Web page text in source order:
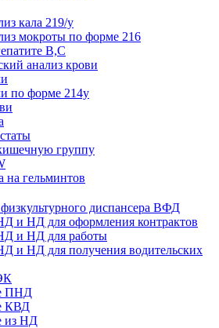
кала 219/у
мокроты по форме 216
B,C
анализ крови
по форме 214у
группу
на гельминтов
диспансера ВФД
и НД для оформления контрактов
и НД для работы
и НД для получения водительских
ПНД
КВД
из НД